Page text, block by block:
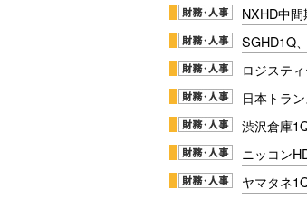
NXHD中
SGHD1Q
ロジステ
日本トラ
渋沢倉庫
ニッコン
ヤマタネ